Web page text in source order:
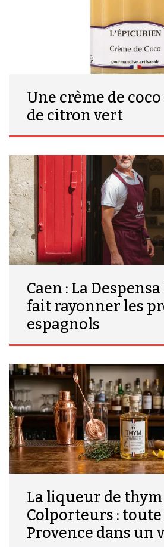
Une crème de
de citron vert
Caen : La
fait rayonner les
espagnols
La liqueur de thym
Colporteurs : toute
Provence dans un